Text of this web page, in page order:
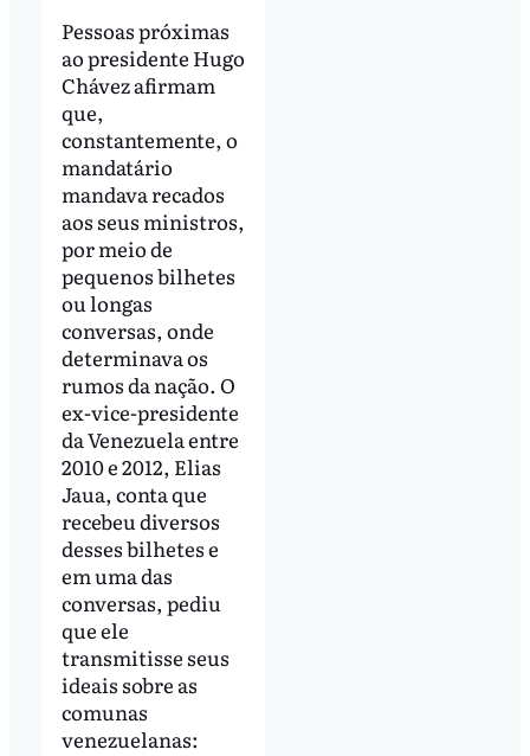
Pessoas próximas
ao presidente Hugo
Chávez afirmam
que,
constantemente, o
mandatário
mandava recados
aos seus ministros,
por meio de
pequenos bilhetes
ou longas
conversas, onde
determinava os
rumos da nação. O
ex-vice-presidente
da Venezuela entre
2010 e 2012, Elias
Jaua, conta que
recebeu diversos
desses bilhetes e
em uma das
conversas, pediu
que ele
transmitisse seus
ideais sobre as
comunas
venezuelanas: